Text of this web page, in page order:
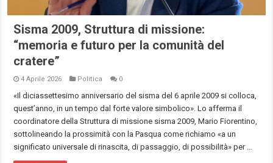
Sisma 2009, Struttura di missione:
“memoria e futuro per la comunità del
cratere”
4 Aprile 2026 Politica 0
«Il diciassettesimo anniversario del sisma del 6 aprile 2009 si colloca,
quest’anno, in un tempo dal forte valore simbolico». Lo afferma il
coordinatore della Struttura di missione sisma 2009, Mario Fiorentino,
sottolineando la prossimità con la Pasqua come richiamo «a un
significato universale di rinascita, di passaggio, di possibilità» per …